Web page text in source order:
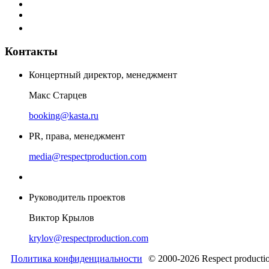
Контакты
Концертный директор, менеджмент
Макс Старцев
booking@kasta.ru
PR, права, менеджмент
media@respectproduction.com
Руководитель проектов
Виктор Крылов
krylov@respectproduction.com
Политика конфиденциальности
© 2000-2026 Respect